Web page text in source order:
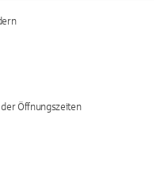
Öffnungszeiten